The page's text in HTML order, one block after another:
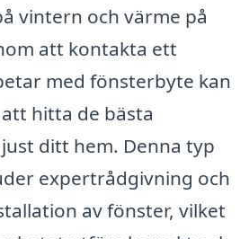
vintern och värme på
att kontakta ett
med fönsterbyte kan
hitta de bästa
ditt hem. Denna typ
expertrådgivning och
av fönster, vilket